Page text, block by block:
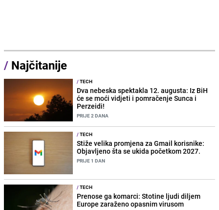
/ Najčitanije
/TECH
Dva nebeska spektakla 12. augusta: Iz BiH
će se moći vidjeti i pomračenje Sunca i
Perzeidi!
PRIJE 2 DANA
/TECH
Stiže velika promjena za Gmail korisnike:
Objavljeno šta se ukida početkom 2027.
PRIJE 1 DAN
/TECH
Prenose ga komarci: Stotine ljudi diljem
Europe zaraženo opasnim virusom